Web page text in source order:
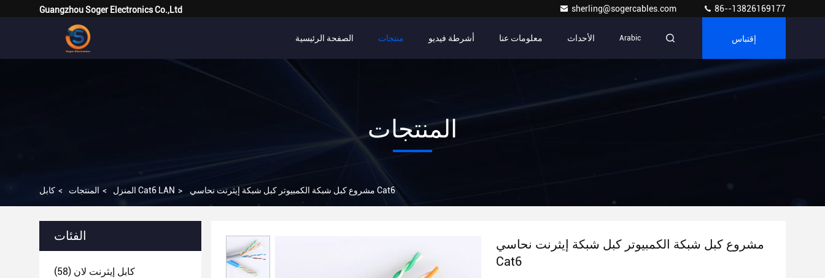
Guangzhou Soger Electronics Co.,Ltd sherling@sogercables.com 86--13826169177
الصفحة الرئيسية منتجات أشرطة فيديو معلومات عنا الأحداث Arabic إقتباس
المنتجات
المنزل > المنتجات > كابل Cat6 LAN > مشروع كبل شبكة الكمبيوتر كبل شبكة إيثرنت نحاسي Cat6
الفئات
كابل إيثرنت لان (58)
مشروع كبل شبكة الكمبيوتر كبل شبكة إيثرنت نحاسي
Cat6